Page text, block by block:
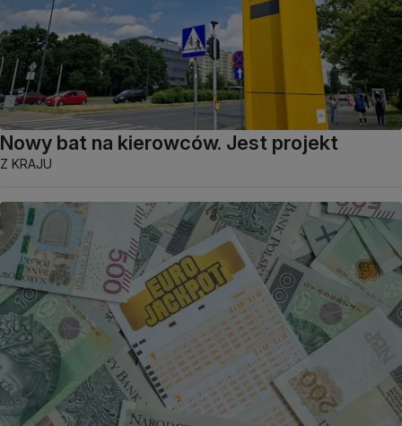
Nowy bat na kierowców. Jest projekt
Z KRAJU